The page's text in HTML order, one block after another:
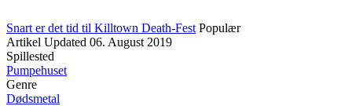
Snart er det tid til Killtown Death-Fest Populær
Artikel Updated 06. August 2019
Spillested
Pumpehuset
Genre
Dødsmetal